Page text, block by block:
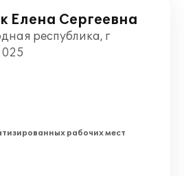
Елена Сергеевна
республика, г
рабочих мест